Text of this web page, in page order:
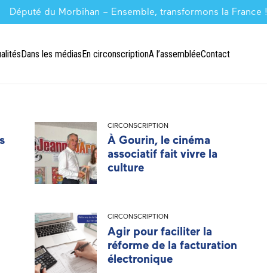
Député du Morbihan – Ensemble, transformons la France !
Dans les médiasEn circonscriptionA l’assembléeContact
CIRCONSCRIPTION
À Gourin, le cinéma
associatif fait vivre la
culture
CIRCONSCRIPTION
Agir pour faciliter la
réforme de la facturation
électronique